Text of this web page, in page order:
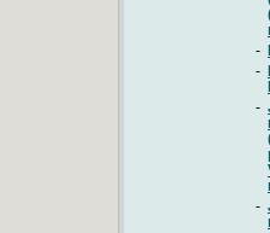
-
-
-
-